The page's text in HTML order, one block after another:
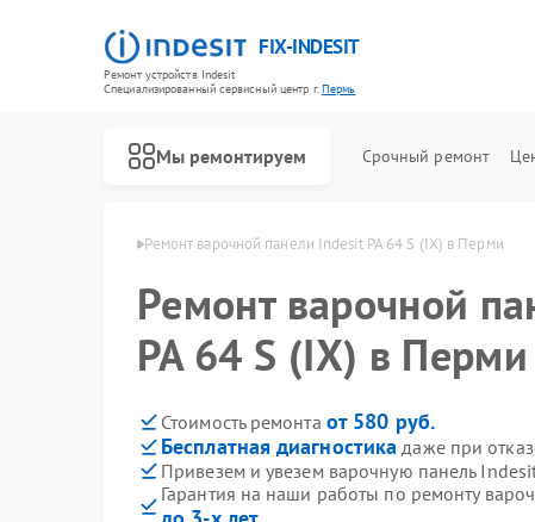
FIX-INDESIT
Ремонт устройств Indesit
Специализированный cервисный центр г.Пермь
Мы ремонтируем Срочный ремонт
Ремонт варочной панели Indesit PA 64 S (IX) в Перми
Ремонт варочной
PA 64 S (IX) в Перми
Стоимость ремонта от 580 руб.
Бесплатная диагностика даже при
Привезем и увезем варочную панель
Гарантия на наши работы по ремонту